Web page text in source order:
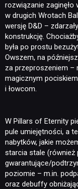
rozwiązanie zaginęło
w drugich Wrotach
wersję D&D –
konstrukcję.
była po prostu
Owszem, na
za przeproszeniem –
magicznym
i łowcom.
W Pillars of Eternity
pule umiejętności, a
nabytków, jakie
starcia stale
gwarantujące/
poziomie – m.in.
oraz debuffy